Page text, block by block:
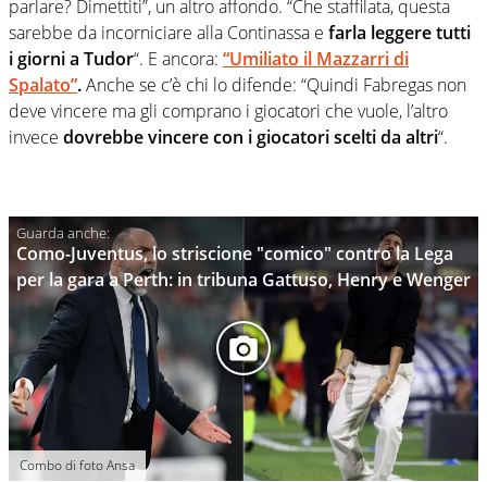
parlare? Dimettiti”, un altro affondo. “Che staffilata, questa
sarebbe da incorniciare alla Continassa e farla leggere tutti
i giorni a Tudor“. E ancora: “Umiliato il Mazzarri di
Spalato”.Anche se c’è chi lo difende: “Quindi Fabregas non
deve vincere ma gli comprano i giocatori che vuole, l’altro
invece dovrebbe vincere con i giocatori scelti da altri“.
Como-Juventus, lo striscione "comico" contro la Lega
per la gara a Perth: in tribuna Gattuso, Henry e Wenger
Combo di foto Ansa